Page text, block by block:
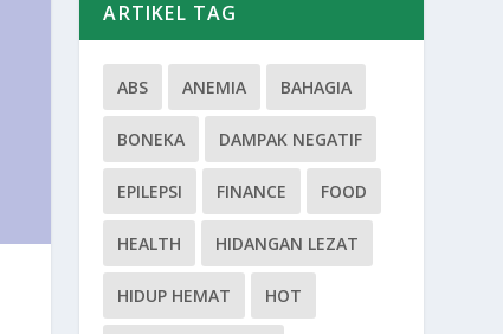
ARTIKEL TAG
ABS ANEMIA BAHAGIA
BONEKA DAMPAK NEGATIF
EPILEPSI FINANCE FOOD
HEALTH HIDANGAN LEZAT
HIDUP HEMAT HOT